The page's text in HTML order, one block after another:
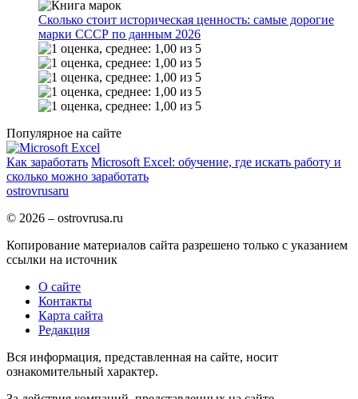
Сколько стоит историческая ценность: самые дорогие
марки СССР по данным 2026
Популярное на сайте
Как заработать Microsoft Excel: обучение, где искать работу и
сколько можно заработать
ostrovrusaru
© 2026 – ostrovrusa.ru
Копирование материалов сайта разрешено только с указанием
ссылки на источник
О сайте
Контакты
Карта сайта
Редакция
Вся информация, представленная на сайте, носит
ознакомительный характер.